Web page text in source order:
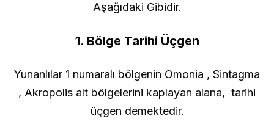
Aşağıdaki Gibidir.
1. Bölge Tarihi Üçgen
Yunanlılar 1 numaralı bölgenin Omonia , Sintagma
, Akropolis alt bölgelerini kaplayan alana, tarihi
üçgen demektedir.